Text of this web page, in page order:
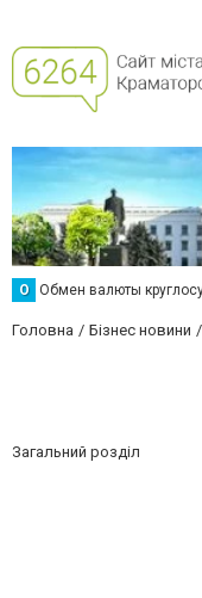
О Обмен валюты
Головна Бізнес новини
Загальний розділ